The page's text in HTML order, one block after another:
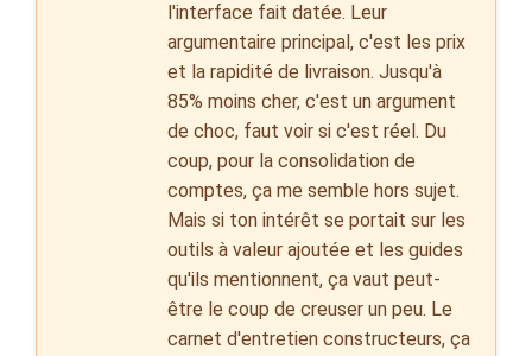
l'interface fait datée. Leur
argumentaire principal, c'est les prix
et la rapidité de livraison. Jusqu'à
85% moins cher, c'est un argument
de choc, faut voir si c'est réel. Du
coup, pour la consolidation de
comptes, ça me semble hors sujet.
Mais si ton intérêt se portait sur les
outils à valeur ajoutée et les guides
qu'ils mentionnent, ça vaut peut-
être le coup de creuser un peu. Le
carnet d'entretien constructeurs, ça